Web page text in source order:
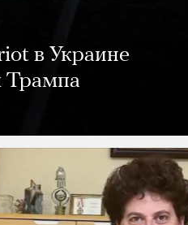
в Украине
Трампа